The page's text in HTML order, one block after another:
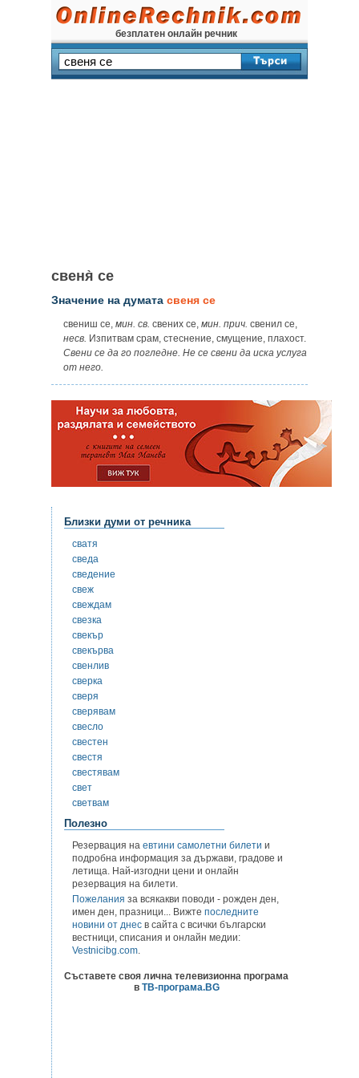
безплатен онлайн речник
свеня̀ се
Значение на думата свеня се
свениш се, мин. св. свених се, мин. прич. свенил се,
несв. Изпитвам срам, стеснение, смущение, плахост.
Свени се да го погледне. Не се свени да иска услуга
от него.
Близки думи от речника
сватя
сведа
сведение
свеж
свеждам
свезка
свекър
свекърва
свенлив
сверка
сверя
сверявам
свесло
свестен
свестя
свестявам
свет
светвам
Полезно
Резервация на евтини самолетни билети и
подробна информация за държави, градове и
летища. Най-изгодни цени и онлайн
резервация на билети.
Пожелания за всякакви поводи - рожден ден,
имен ден, празници... Вижте последните
новини от днес в сайта с всички български
вестници, списания и онлайн медии:
Vestnicibg.com.
Съставете своя лична телевизионна програма
в ТВ-програма.BG